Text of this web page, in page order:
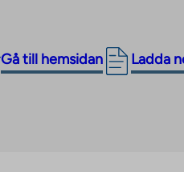
Gå till hemsidan Ladda
The